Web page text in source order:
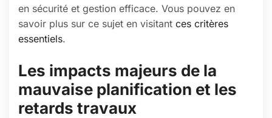
en sécurité et gestion efficace. Vous pouvez en
savoir plus sur ce sujet en visitant ces critères
essentiels.
Les impacts majeurs de la
mauvaise planification et les
retards travaux